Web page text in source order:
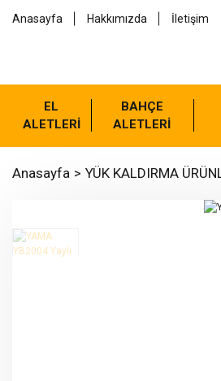
Anasayfa Hakkımızda İletişim
EL
ALETLERİ
BAHÇE
ALETLERİ
Anasayfa YÜK KALDIRMA